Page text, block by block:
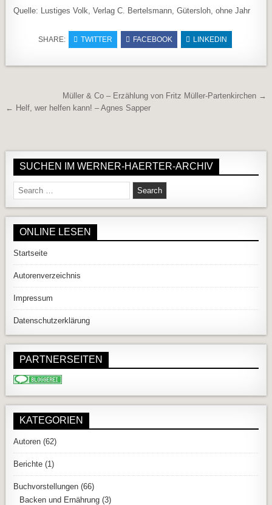
Quelle: Lustiges Volk, Verlag C. Bertelsmann, Gütersloh, ohne Jahr
SHARE: TWITTER FACEBOOK LINKEDIN
Beitragsnavigation
Müller & Co – Erzählung von Fritz Müller-Partenkirchen →
← Helf, wer helfen kann! – Agnes Sapper
SUCHEN IM WERNER-HAERTER-ARCHIV
Search for:
ONLINE LESEN
Startseite
Autorenverzeichnis
Impressum
Datenschutzerklärung
PARTNERSEITEN
KATEGORIEN
Autoren (62)
Berichte (1)
Buchvorstellungen (66)
Backen und Ernährung (3)